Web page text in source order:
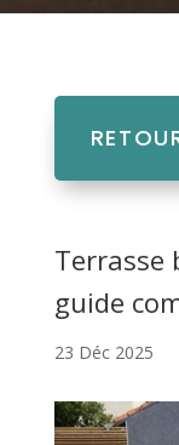
Terrasse
guide
23 Déc 2025